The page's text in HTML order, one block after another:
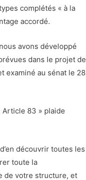
complétés « à la
accordé.
avons développé
dans le projet de
examiné au sénat le 28
Article 83 » plaide
découvrir toutes les
toute la
de votre structure, et